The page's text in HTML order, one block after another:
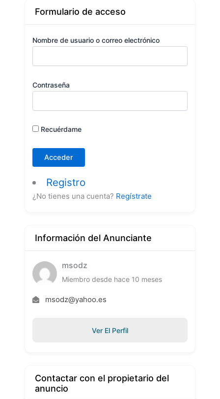
Formulario de acceso
Nombre de usuario o correo electrónico
Contraseña
Recuérdame
Registro
¿No tienes una cuenta? Regístrate
Información del Anunciante
msodz
Miembro desde hace 10 meses
msodz@yahoo.es
Ver El Perfil
Contactar con el propietario del
anuncio